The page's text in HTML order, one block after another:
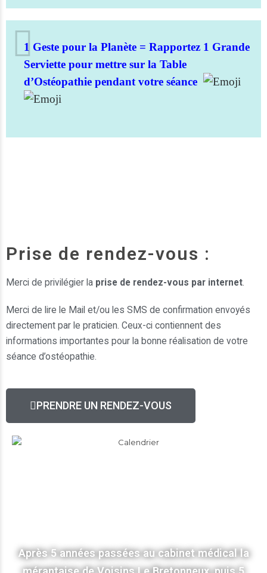
1 Geste pour la Planète = Rapportez 1 Grande
Serviette pour mettre sur la Table
d’Ostéopathie pendant votre séance
Prise de rendez-vous :
Merci de privilégier la prise de rendez-vous par internet.
Merci de lire le Mail et/ou les SMS de confirmation envoyés
directement par le praticien. Ceux-ci contiennent des
informations importantes pour la bonne réalisation de votre
séance d’ostéopathie.
PRENDRE UN RENDEZ-VOUS
Après 5 années passées au cabinet médical la